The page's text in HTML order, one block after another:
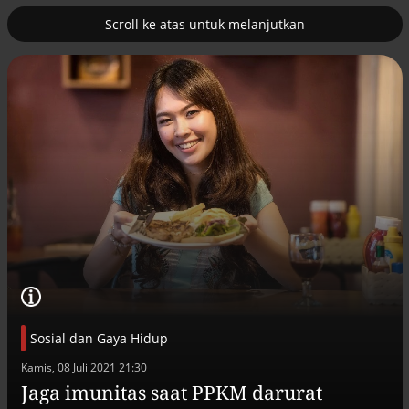
Scroll ke atas untuk melanjutkan
Sosial dan Gaya Hidup
Kamis, 08 Juli 2021 21:30
Jaga imunitas saat PPKM darurat
2
Pemulihan ekonomi Aceh terus
diakselerasi
Efek jera untuk pejabat abai LHKPN
Alinea.id - Peristiwa